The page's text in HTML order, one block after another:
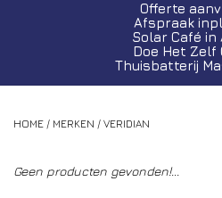
Kabels en Stekkers
Laadpalen
Offerte
Afspraak
Solar Café in
Doe Het Zelf
Thuisbatterij
HOME / MERKEN / VERIDIAN
Geen producten gevonden!...